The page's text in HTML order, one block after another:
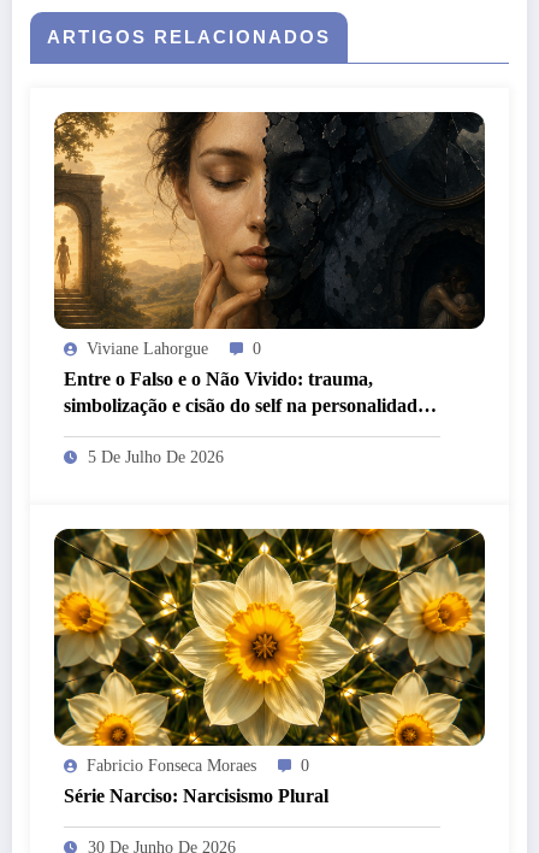
ARTIGOS RELACIONADOS
Viviane Lahorgue 0
Entre o Falso e o Não Vivido: trauma,
simbolização e cisão do self na personalidade
“como-se”
5 De Julho De 2026
Fabricio Fonseca Moraes 0
Série Narciso: Narcisismo Plural
30 De Junho De 2026